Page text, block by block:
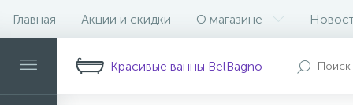
Главная Акции и скидки О магазине
Красивые ванны BelBagno
Описание Характеристики